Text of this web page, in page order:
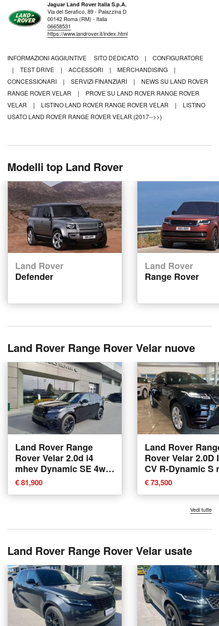
Jaguar Land Rover Italia S.p.A.
Via del Serafico, 89 - Palazzina D
00142 Roma (RM) - Italia
06658531
https://www.landrover.it/index.html
INFORMAZIONI AGGIUNTIVE SITO DEDICATO |
CONFIGURATORE
|
TEST DRIVE | ACCESSORI | MERCHANDISING
|
CONCESSIONARI
| SERVIZI FINANZIARI |
NEWS SU LAND ROVER
RANGE ROVER VELAR
|
PROVE SU LAND ROVER RANGE ROVER
VELAR
| LISTINO LAND ROVER RANGE ROVER VELAR |
LISTINO
USATO LAND ROVER RANGE ROVER VELAR (2017-->>)
Modelli top Land Rover
Land Rover
Defender
Land Rover
Range Rover
Land Rover Range Rover Velar nuove
Land Rover Range
Rover Velar 2.0d i4
mhev Dynamic SE 4wd
204cv auto nuova a
Cuneo
€ 81,900
Land Rover
Rover Velar 2.0D
CV R-Dynamic S
a Agliana
€ 73,500
Vedi tutte
Land Rover Range Rover Velar usate